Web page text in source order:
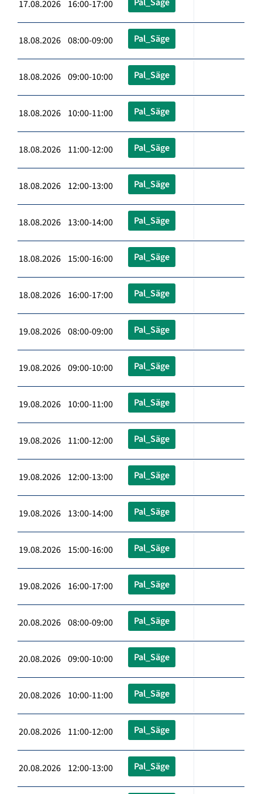
17.08.2026 16:00-17:00
18.08.2026 08:00-09:00 Pal_Säge
18.08.2026 09:00-10:00 Pal_Säge
18.08.2026 10:00-11:00 Pal_Säge
18.08.2026 11:00-12:00 Pal_Säge
18.08.2026 12:00-13:00 Pal_Säge
18.08.2026 13:00-14:00 Pal_Säge
18.08.2026 15:00-16:00 Pal_Säge
18.08.2026 16:00-17:00 Pal_Säge
19.08.2026 08:00-09:00 Pal_Säge
19.08.2026 09:00-10:00 Pal_Säge
19.08.2026 10:00-11:00 Pal_Säge
19.08.2026 11:00-12:00 Pal_Säge
19.08.2026 12:00-13:00 Pal_Säge
19.08.2026 13:00-14:00 Pal_Säge
19.08.2026 15:00-16:00 Pal_Säge
19.08.2026 16:00-17:00 Pal_Säge
20.08.2026 08:00-09:00 Pal_Säge
20.08.2026 09:00-10:00 Pal_Säge
20.08.2026 10:00-11:00 Pal_Säge
20.08.2026 11:00-12:00 Pal_Säge
20.08.2026 12:00-13:00 Pal_Säge